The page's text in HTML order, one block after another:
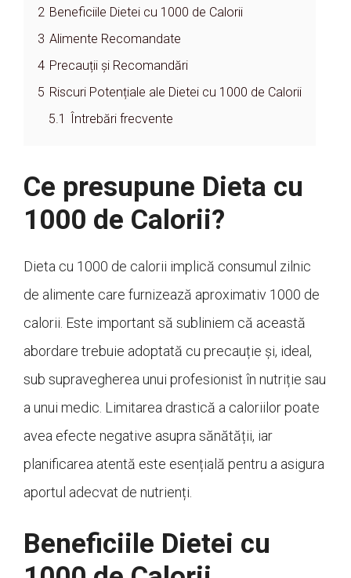
2 Beneficiile Dietei cu 1000 de Calorii
3 Alimente Recomandate
4 Precauții și Recomandări
5 Riscuri Potențiale ale Dietei cu 1000 de Calorii
5.1
Întrebări frecvente
Ce presupune Dieta cu
1000 de Calorii?
Dieta cu 1000 de calorii implică consumul zilnic
de alimente care furnizează aproximativ 1000 de
calorii. Este important să subliniem că această
abordare trebuie adoptată cu precauție și, ideal,
sub supravegherea unui profesionist în nutriție sau
a unui medic. Limitarea drastică a caloriilor poate
avea efecte negative asupra sănătății, iar
planificarea atentă este esențială pentru a asigura
aportul adecvat de nutrienți.
Beneficiile Dietei cu